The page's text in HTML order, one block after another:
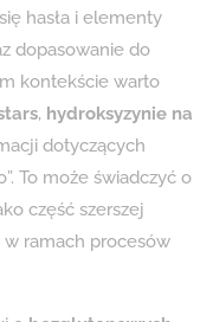
hasła i elementy
dopasowanie do
kontekście warto
, hydroksyzynie na
dotyczących
To może świadczyć o
część szerszej
ramach procesów